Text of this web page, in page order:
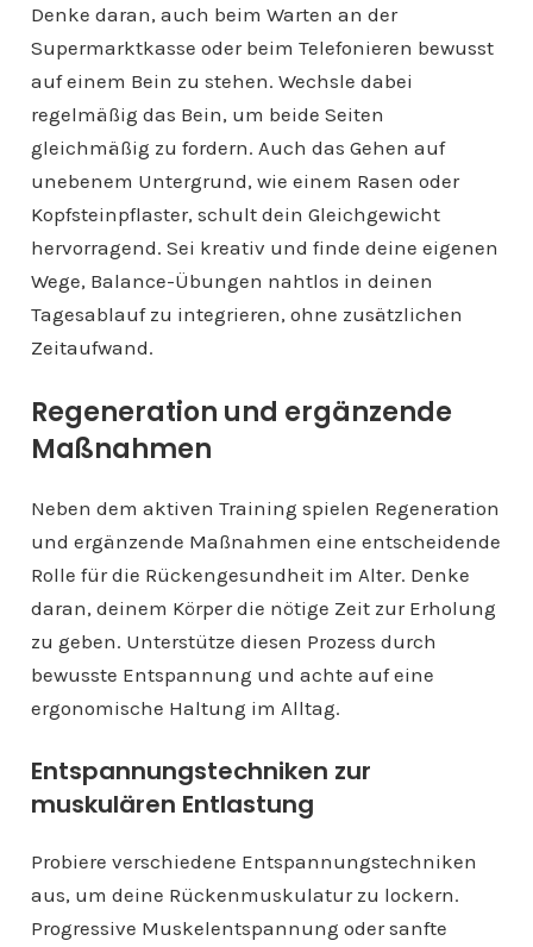
Denke daran, auch beim Warten an der
Supermarktkasse oder beim Telefonieren bewusst
auf einem Bein zu stehen. Wechsle dabei
regelmäßig das Bein, um beide Seiten
gleichmäßig zu fordern. Auch das Gehen auf
unebenem Untergrund, wie einem Rasen oder
Kopfsteinpflaster, schult dein Gleichgewicht
hervorragend. Sei kreativ und finde deine eigenen
Wege, Balance-Übungen nahtlos in deinen
Tagesablauf zu integrieren, ohne zusätzlichen
Zeitaufwand.
Regeneration und ergänzende
Maßnahmen
Neben dem aktiven Training spielen Regeneration
und ergänzende Maßnahmen eine entscheidende
Rolle für die Rückengesundheit im Alter. Denke
daran, deinem Körper die nötige Zeit zur Erholung
zu geben. Unterstütze diesen Prozess durch
bewusste Entspannung und achte auf eine
ergonomische Haltung im Alltag.
Entspannungstechniken zur
muskulären Entlastung
Probiere verschiedene Entspannungstechniken
aus, um deine Rückenmuskulatur zu lockern.
Progressive Muskelentspannung oder sanfte